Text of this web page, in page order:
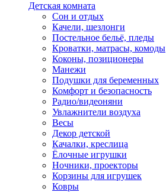
Детская комната
Сон и отдых
Качели, шезлонги
Постельное бельё, пледы
Кроватки, матрасы, комоды
Коконы, позиционеры
Манежи
Подушки для беременных
Комфорт и безопасность
Радио/видеоняни
Увлажнители воздуха
Весы
Декор детской
Качалки, креслица
Ёлочные игрушки
Ночники, проекторы
Корзины для игрушек
Ковры